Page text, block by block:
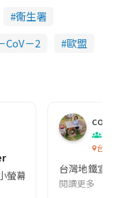
衞生署
CoV－2 歐盟
螢幕啦!這次的劇本改編
co
吹
台灣
台灣地鐵宣
閱讀更多